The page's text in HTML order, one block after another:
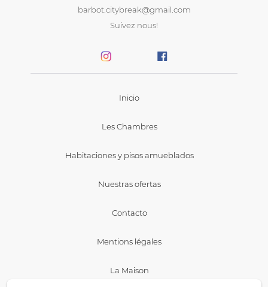
barbot.citybreak@gmail.com
Suivez nous!
Inicio
Les Chambres
Habitaciones y pisos amueblados
Nuestras ofertas
Contacto
Mentions légales
La Maison